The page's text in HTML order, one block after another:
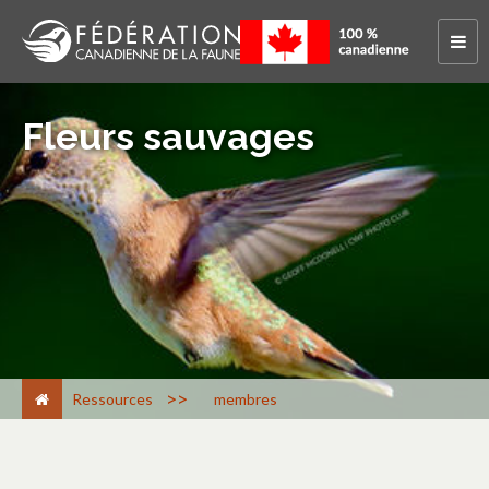
Fleurs sauvages
Ressources > membres